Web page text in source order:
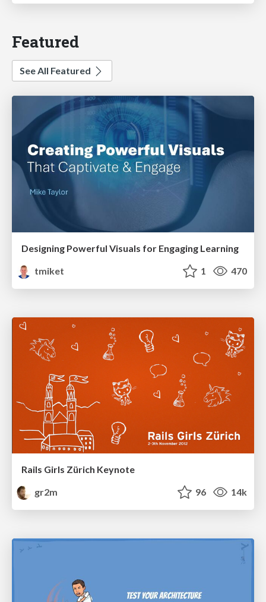
Featured
See All Featured
Designing Powerful Visuals for Engaging Learning
tmiket
1 470
Rails Girls Zürich Keynote
gr2m
96 14k